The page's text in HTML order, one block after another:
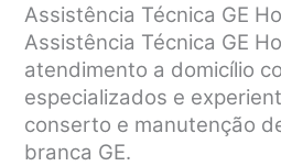
Assistência Técnica GE
Assistência Técnica GE
atendimento a domicílio
especializados e
conserto e manutenção
branca GE.